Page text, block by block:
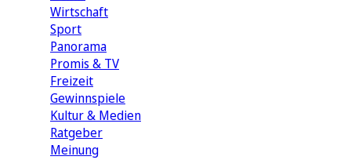
Wirtschaft
Sport
Panorama
Promis & TV
Freizeit
Gewinnspiele
Kultur & Medien
Ratgeber
Meinung